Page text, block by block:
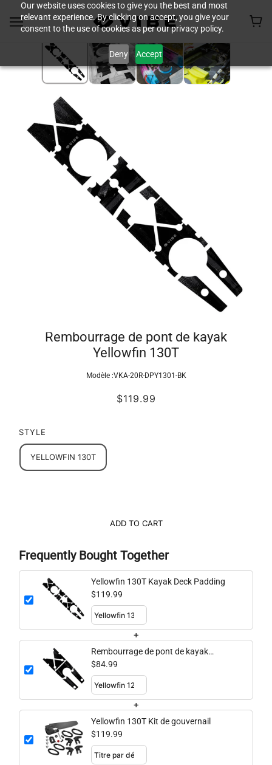
Our website uses cookies to give you the best and most
relevant experience. By clicking on accept, you give your
consent to the use of cookies as per our privacy policy.
Deny Accept
Rembourrage de pont de kayak
Yellowfin 130T
Modèle :VKA-20R-DPY1301-BK
$119.99
STYLE
YELLOWFIN 130T
ADD TO CART
Frequently Bought Together
Yellowfin 130T Kayak Deck Padding
$119.99
+
Rembourrage de pont de kayak
Yellowfin 120
$84.99
+
Yellowfin 130T Kit de gouvernail
$119.99